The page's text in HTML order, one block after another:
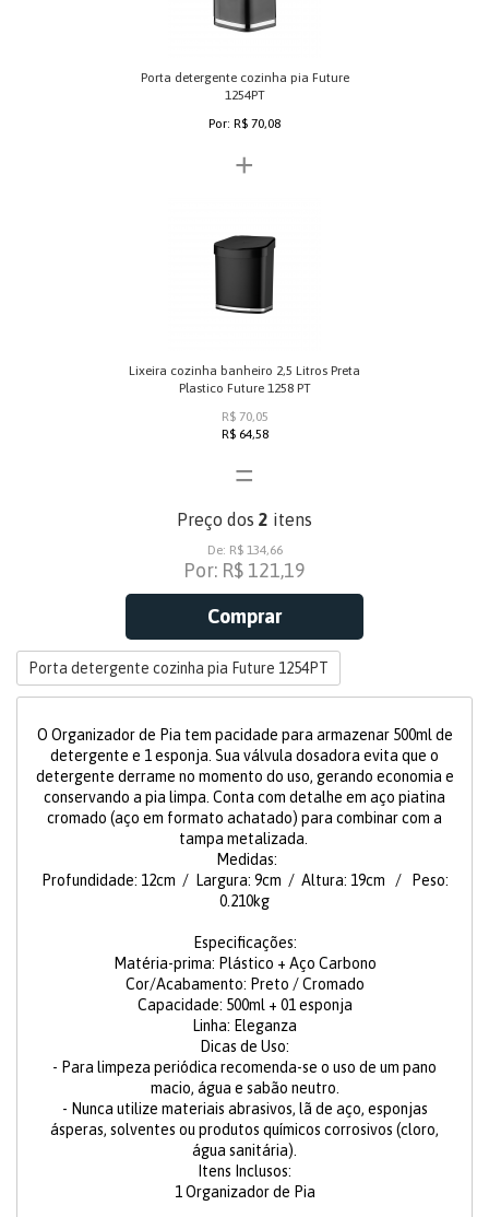
Porta detergente cozinha pia Future
1254PT
Por: R$ 70,08
+
Lixeira cozinha banheiro 2,5 Litros Preta
Plastico Future 1258 PT
R$ 70,05
R$ 64,58
=
Preço dos 2 itens
De: R$ 134,66
Por: R$ 121,19
Comprar
Porta detergente cozinha pia Future 1254PT
O Organizador de Pia tem pacidade para armazenar 500ml de
detergente e 1 esponja. Sua válvula dosadora evita que o
detergente derrame no momento do uso, gerando economia e
conservando a pia limpa. Conta com detalhe em aço piatina
cromado (aço em formato achatado) para combinar com a
tampa metalizada.
Medidas:
Profundidade: 12cm / Largura: 9cm / Altura: 19cm / Peso:
0.210kg
Especificações:
Matéria-prima: Plástico + Aço Carbono
Cor/Acabamento: Preto / Cromado
Capacidade: 500ml + 01 esponja
Linha: Eleganza
Dicas de Uso:
- Para limpeza periódica recomenda-se o uso de um pano
macio, água e sabão neutro.
- Nunca utilize materiais abrasivos, lã de aço, esponjas
ásperas, solventes ou produtos químicos corrosivos (cloro,
água sanitária).
Itens Inclusos:
1 Organizador de Pia